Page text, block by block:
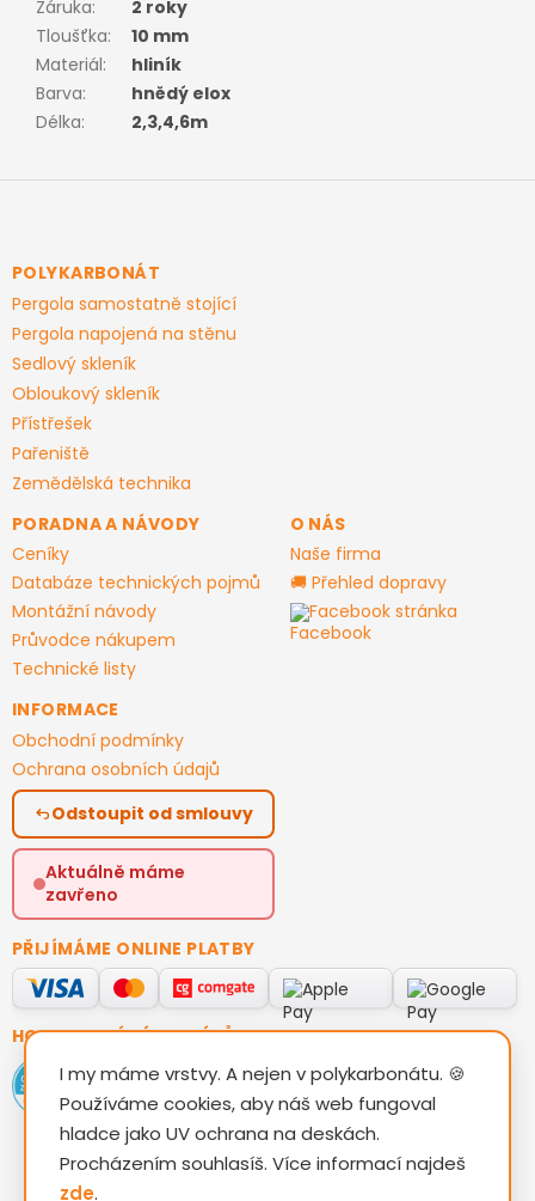
Záruka:
2 roky
Tloušťka:
10 mm
Materiál:
hliník
Barva:
hnědý elox
Délka: 2,3,4,6m
Z
aPOLYKARBONÁT
Pergola samostatně stojící
Pergola napojená na stěnu
Sedlový skleník
Obloukový skleník
Přístřešek
Pařeniště
Zemědělská technika
PORADNA A NÁVODY
Ceníky
Databáze technických pojmů
Montážní návody
Průvodce nákupem
Technické listy
O NÁS
Naše firma
🚚 Přehled dopravy
Facebook stránka
INFORMACE
Obchodní podmínky
Ochrana osobních údajů
Odstoupit od smlouvy
Aktuálně máme
zavřeno
PŘIJÍMÁME ONLINE PLATBY
HODNOCENÍ ZÁKAZNÍKŮ
I my máme vrstvy. A nejen v polykarbonátu. 🍪
Používáme cookies, aby náš web fungoval
hladce jako UV ochrana na deskách.
Procházením souhlasíš. Více informací najdeš
zde.